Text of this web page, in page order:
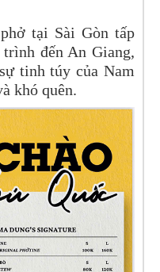
tại Sài Gòn tấp
đến An Giang,
tinh túy của Nam
khó quên.